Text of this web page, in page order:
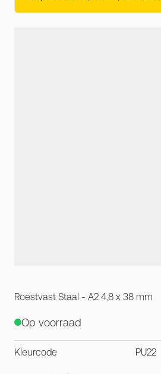
Roestvast Staal - A2 4,8 x 38 mm
Op voorraad
Kleurcode PU22